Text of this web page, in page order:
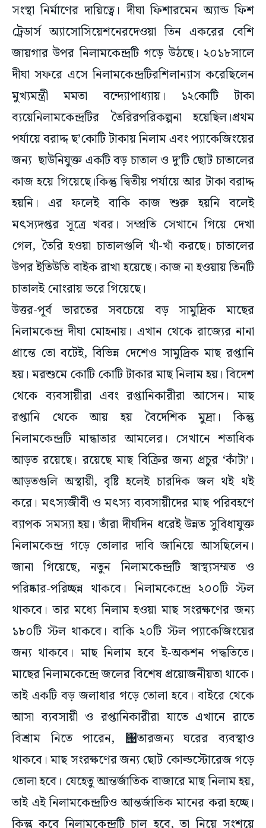
সংস্থা নির্মাণের দায়িত্বে। দীঘা ফিশারমেন অ্যান্ড ফিশ
ট্রেডার্স অ্যাসোসিয়েশনেরদেওয়া তিন একরের বেশি
জায়গার উপর নিলামকেন্দ্রটি গড়ে উঠছে। ২০১৮সালে
দীঘা সফরে এসে নিলামকেন্দ্রটিরশিলান্যাস করেছিলেন
মুখ্যমন্ত্রী মমতা বন্দ্যোপাধ্যায়। ১২কোটি টাকা
ব্যয়েনিলামকেন্দ্রটির তৈরিরপরিকল্পনা হয়েছিল।প্রথম
পর্যায়ে বরাদ্দ ছ’কোটি টাকায় নিলাম এবং প্যাকেজিংয়ের
জন্য ছাউনিযুক্ত একটি বড় চাতাল ও দু’টি ছোট চাতালের
কাজ হয়ে গিয়েছে।কিন্তু দ্বিতীয় পর্যায়ে আর টাকা বরাদ্দ
হয়নি। এর ফলেই বাকি কাজ শুরু হয়নি বলেই
মৎস্যদপ্তর সূত্রে খবর। সম্প্রতি সেখানে গিয়ে দেখা
গেল, তৈরি হওয়া চাতালগুলি খাঁ-খাঁ করছে। চাতালের
উপর ইতিউতি বাইক রাখা হয়েছে। কাজ না হওয়ায় তিনটি
চাতালই নোংরায় ভরে গিয়েছে।
উত্তর-পূর্ব ভারতের সবচেয়ে বড় সামুদ্রিক মাছের
নিলামকেন্দ্র দীঘা মোহনায়। এখান থেকে রাজ্যের নানা
প্রান্তে তো বটেই, বিভিন্ন দেশেও সামুদ্রিক মাছ রপ্তানি
হয়। মরশুমে কোটি কোটি টাকার মাছ নিলাম হয়। বিদেশ
থেকে ব্যবসায়ীরা এবং রপ্তানিকারীরা আসেন। মাছ
রপ্তানি থেকে আয় হয় বৈদেশিক মুদ্রা। কিন্তু
নিলামকেন্দ্রটি মান্ধাতার আমলের। সেখানে শতাধিক
আড়ত রয়েছে। রয়েছে মাছ বিক্রির জন্য প্রচুর ‘কাঁটা’।
আড়তগুলি অস্থায়ী, বৃষ্টি হলেই চারদিক জল থই থই
করে। মৎস্যজীবী ও মৎস্য ব্যবসায়ীদের মাছ পরিবহণে
ব্যাপক সমস্যা হয়। তাঁরা দীর্ঘদিন ধরেই উন্নত সুবিধাযুক্ত
নিলামকেন্দ্র গড়ে তোলার দাবি জানিয়ে আসছিলেন।
জানা গিয়েছে, নতুন নিলামকেন্দ্রটি স্বাস্থ্যসম্মত ও
পরিষ্কার-পরিচ্ছন্ন থাকবে। নিলামকেন্দ্রে ২০০টি স্টল
থাকবে। তার মধ্যে নিলাম হওয়া মাছ সংরক্ষণের জন্য
১৮০টি স্টল থাকবে। বাকি ২০টি স্টল প্যাকেজিংয়ের
জন্য থাকবে। মাছ নিলাম হবে ই-অকশন পদ্ধতিতে।
মাছের নিলামকেন্দ্রে জলের বিশেষ প্রয়োজনীয়তা থাকে।
তাই একটি বড় জলাধার গড়ে তোলা হবে। বাইরে থেকে
আসা ব্যবসায়ী ও রপ্তানিকারীরা যাতে এখানে রাতে
বিশ্রাম নিতে পারেন, ঩তারজন্য ঘরের ব্যবস্থাও
থাকবে। মাছ সংরক্ষণের জন্য ছোট কোল্ডস্টোরেজ গড়ে
তোলা হবে। যেহেতু আন্তর্জাতিক বাজারে মাছ নিলাম হয়,
তাই এই নিলামকেন্দ্রটিও আন্তর্জাতিক মানের করা হচ্ছে।